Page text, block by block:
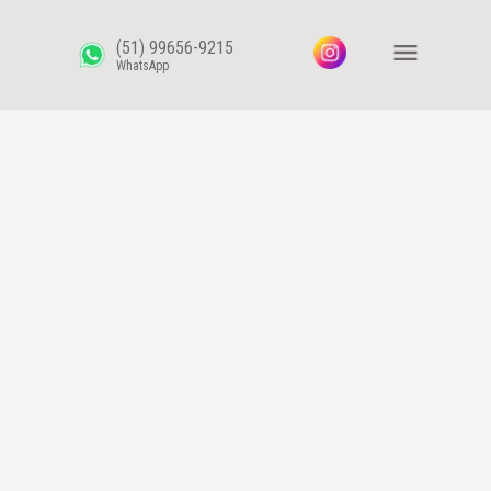
(51) 99656-9215
WhatsApp